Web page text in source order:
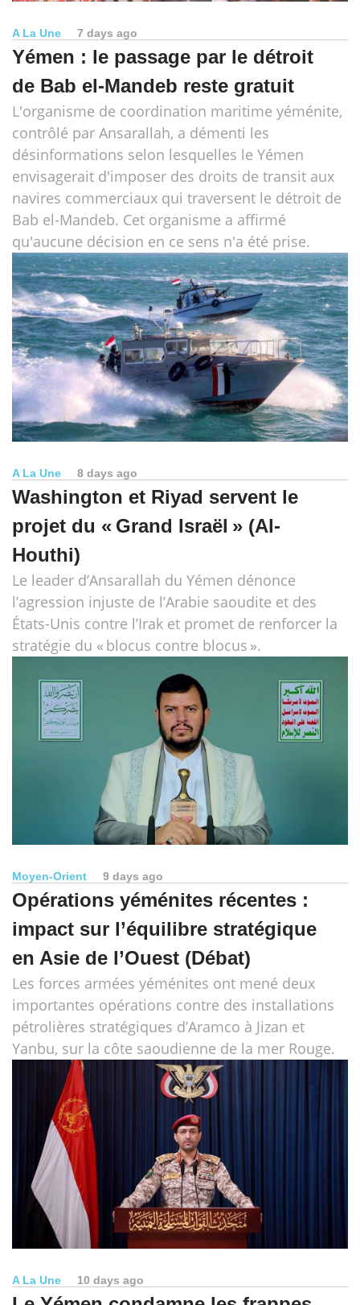
A La Une 7 days ago
Yémen : le passage par le détroit
de Bab el-Mandeb reste gratuit
L'organisme de coordination maritime yéménite,
contrôlé par Ansarallah, a démenti les
désinformations selon lesquelles le Yémen
envisagerait d'imposer des droits de transit aux
navires commerciaux qui traversent le détroit de
Bab el-Mandeb. Cet organisme a affirmé
qu'aucune décision en ce sens n'a été prise.
A La Une 8 days ago
Washington et Riyad servent le
projet du « Grand Israël » (Al-
Houthi)
Le leader d’Ansarallah du Yémen dénonce
l’agression injuste de l’Arabie saoudite et des
États-Unis contre l’Irak et promet de renforcer la
stratégie du « blocus contre blocus ».
Moyen-Orient 9 days ago
Opérations yéménites récentes :
impact sur l’équilibre stratégique
en Asie de l’Ouest (Débat)
Les forces armées yéménites ont mené deux
importantes opérations contre des installations
pétrolières stratégiques d’Aramco à Jizan et
Yanbu, sur la côte saoudienne de la mer Rouge.
A La Une 10 days ago